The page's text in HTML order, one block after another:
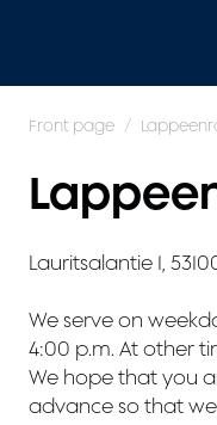
Front page
Lauritsalantie 1,
We serve on
4:00 p.m. At other
We hope that you
advance so that